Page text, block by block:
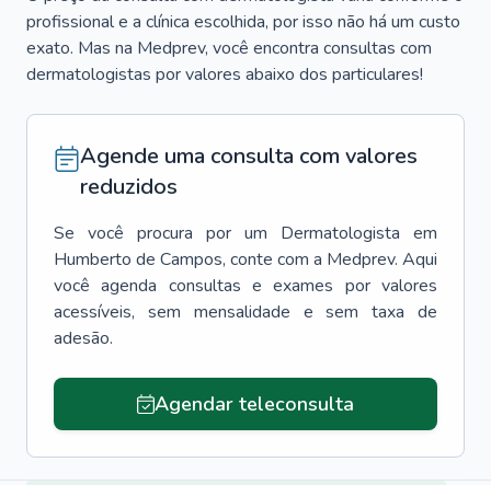
profissional e a clínica escolhida, por isso não há um custo
exato. Mas na Medprev, você encontra consultas com
dermatologistas por valores abaixo dos particulares!
Agende uma consulta com valores
reduzidos
Se você procura por um Dermatologista em
Humberto de Campos, conte com a Medprev. Aqui
você agenda consultas e exames por valores
acessíveis, sem mensalidade e sem taxa de
adesão.
Agendar teleconsulta